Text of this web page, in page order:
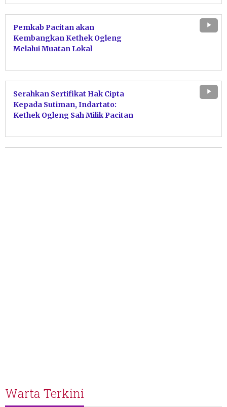
Pemkab Pacitan akan
Kembangkan Kethek Ogleng
Melalui Muatan Lokal
Serahkan Sertifikat Hak Cipta
Kepada Sutiman, Indartato:
Kethek Ogleng Sah Milik Pacitan
Warta Terkini